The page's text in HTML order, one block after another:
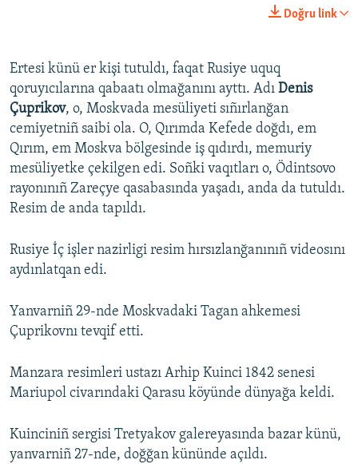
Doğru link
Ertesi künü er kişi tutuldı, faqat Rusiye uquq
qoruyıcılarına qabaatı olmağanını ayttı. Adı Denis
Çuprikov, o, Moskvada mesüliyeti sıñırlanğan
cemiyetniñ saibi ola. O, Qırımda Kefede doğdı, em
Qırım, em Moskva bölgesinde iş qıdırdı, memuriy
mesüliyetke çekilgen edi. Soñki vaqıtları o, Ödintsovo
rayonınıñ Zareçye qasabasında yaşadı, anda da tutuldı.
Resim de anda tapıldı.
Rusiye İç işler nazirligi resim hırsızlanğanınıñ videosını
aydınlatqan edi.
Yanvarniñ 29-nde Moskvadaki Tagan ahkemesi
Çuprikovnı tevqif etti.
Manzara resimleri ustazı Arhip Kuinci 1842 senesi
Mariupol civarındaki Qarasu köyünde dünyağa keldi.
Kuinciniñ sergisi Tretyakov galereyasında bazar künü,
yanvarniñ 27-nde, doğğan kününde açıldı.